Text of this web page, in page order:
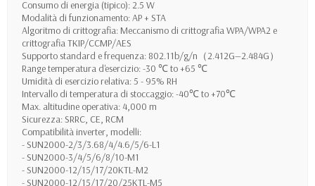
Consumo di energia (tipico): 2.5 W
Modalità di funzionamento: AP + STA
Algoritmo di crittografia: Meccanismo di crittografia WPA/WPA2 e
crittografia TKIP/CCMP/AES
Supporto standard e frequenza: 802.11b/g/n（2.412G—2.484G）
Range temperatura d'esercizio: -30 ℃ to +65 ℃
Umidità di esercizio relativa: 5 - 95% RH
Intervallo di temperatura di stoccaggio: -40℃ to +70℃
Max. altitudine operativa: 4,000 m
Sicurezza: SRRC, CE, RCM
Compatibilità inverter, modelli:
- SUN2000-2/3/3.68/4/4.6/5/6-L1
- SUN2000-3/4/5/6/8/10-M1
- SUN2000-12/15/17/20KTL-M2
- SUN2000-12/15/17/20/25KTL-M5